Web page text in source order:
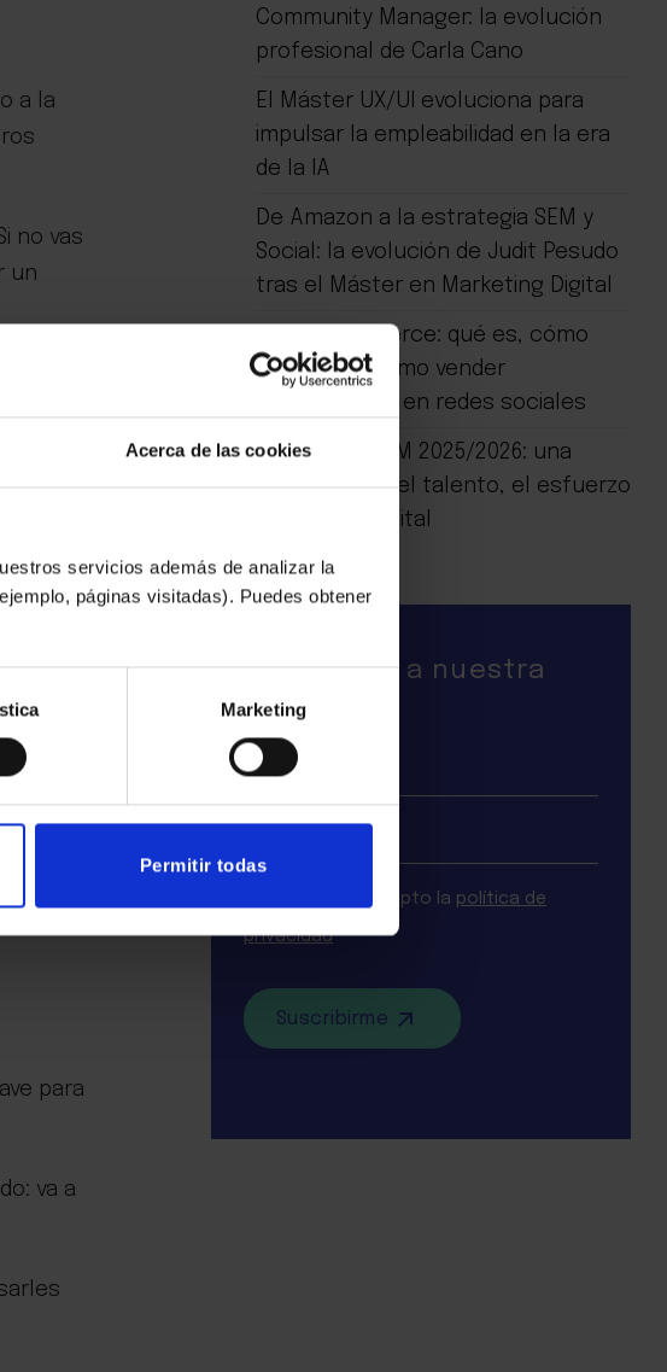
Acerca de las cookies
servicios además de analizar la
páginas visitadas). Puedes obtener
Marketing
Permitir todas
a la
no vas
un
la
para
va a
Community Manager: la evolución
profesional de Carla Cano
El Máster UX/UI evoluciona para
impulsar la empleabilidad en la era
de la IA
De Amazon a la estrategia SEM y
Social: la evolución de Judit Pesudo
tras el Máster en Marketing Digital
Social Commerce: qué es, cómo
funciona y cómo vender
directamente en redes sociales
Graduación IEM 2025/2026: una
celebración del talento, el esfuerzo
y el futuro digital
Suscríbete a nuestra
newsletter
SUSCRIPCIÓN
He leído y acepto la política de
privacidad*
Suscribirme